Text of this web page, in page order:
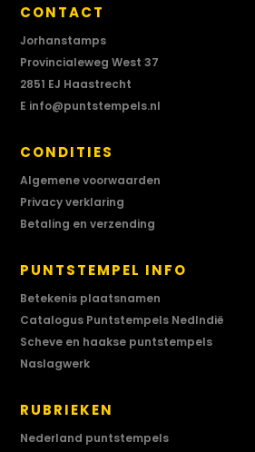
CONTACT
Jorhanstamps
Provincialeweg West 37
2851 EJ Haastrecht
E info@puntstempels.nl
CONDITIES
Algemene voorwaarden
Privacy verklaring
Betaling en verzending
PUNTSTEMPEL INFO
Betekenis plaatsnamen
Catalogus Puntstempels NedIndië
Scheve en haakse puntstempels
Naslagwerk
RUBRIEKEN
Nederland puntstempels